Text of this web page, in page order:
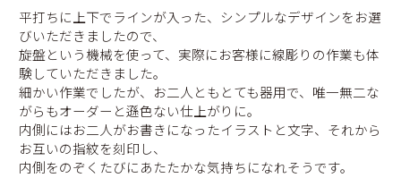
平打ちに上下でラインが入った、シンプルなデザインをお選
びいただきましたので、
旋盤という機械を使って、実際にお客様に線彫りの作業も体
験していただきました。
細かい作業でしたが、お二人ともとても器用で、唯一無二な
がらもオーダーと遜色ない仕上がりに。
内側にはお二人がお書きになったイラストと文字、それから
お互いの指紋を刻印し、
内側をのぞくたびにあたたかな気持ちになれそうです。